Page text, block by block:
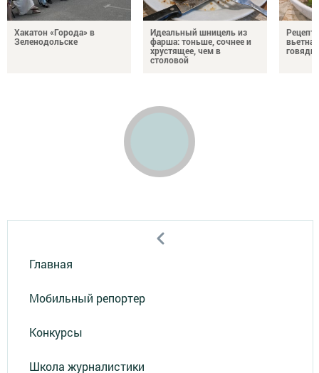
Хакатон «Города» в
Зеленодольске
Идеальный шницель из
фарша: тоньше, сочнее и
хрустящее, чем в
столовой
Рецепт
Главная
Мобильный репортер
Конкурсы
Школа журналистики